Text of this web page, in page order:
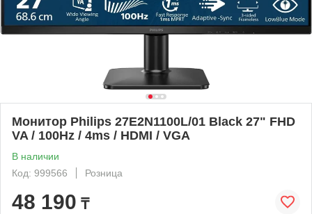
Монитор Philips 27E2N1100L/01 Black 27" FHD
VA / 100Hz / 4ms / HDMI / VGA
В наличии
Код: 999566
Розница
48 190 ₸